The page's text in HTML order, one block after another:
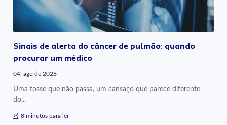
Sinais de alerta do câncer de pulmão: quando
procurar um médico
04, ago de 2026
Uma tosse que não passa, um cansaço que parece diferente
do...
8 minutos para ler